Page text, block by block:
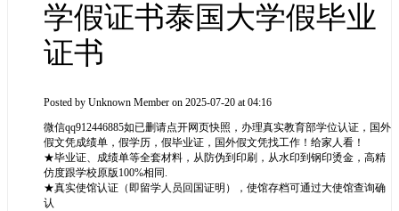
学假证书泰国大学假毕业
证书
Posted by Unknown Member on 2025-07-20 at 04:16
微信qq912446885如已删请点开网页快照，办理真实教育部学位认证，国外
假文凭成绩单，假学历，假毕业证，国外假文凭找工作！给家人看！
★毕业证、成绩单等全套材料，从防伪到印刷，从水印到钢印烫金，高精
仿度跟学校原版100%相同.
★真实使馆认证（即留学人员回国证明），使馆存档可通过大使馆查询确
认